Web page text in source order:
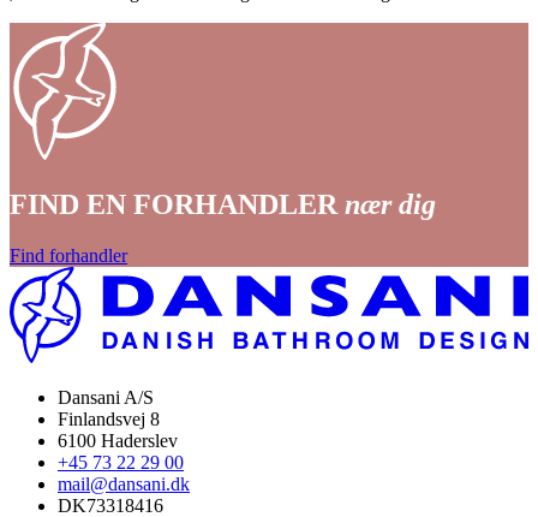
FIND EN FORHANDLER nær dig
Find forhandler
Dansani A/S
Finlandsvej 8
6100 Haderslev
+45 73 22 29 00
mail@dansani.dk
DK73318416